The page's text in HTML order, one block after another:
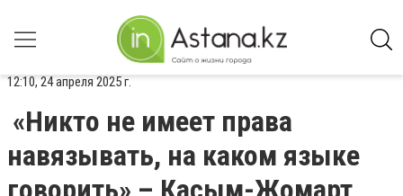
12:10, 24 апреля 2025 г.
«Никто не имеет права
навязывать, на каком языке